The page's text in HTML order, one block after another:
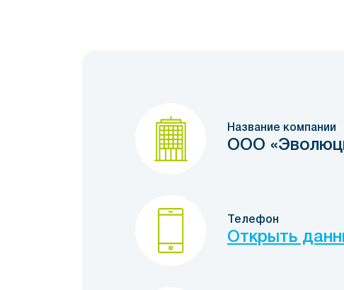
Название компании
ООО
Телефон
Открыть